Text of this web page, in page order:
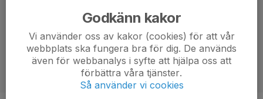
Godkänn kakor
Vi använder oss av kakor (cookies) för att vår
webbplats ska fungera bra för dig. De används
även för webbanalys i syfte att hjälpa oss att
förbättra våra tjänster.
Så använder vi cookies